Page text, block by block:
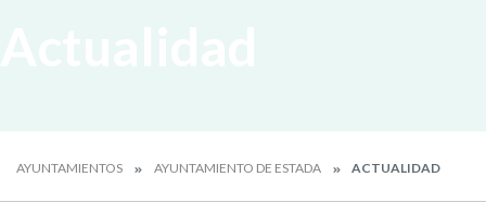
AYUNTAMIENTOS AYUNTAMIENTO DE ESTADA ACTUALIDAD